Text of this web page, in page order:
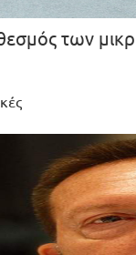
θεσμός των